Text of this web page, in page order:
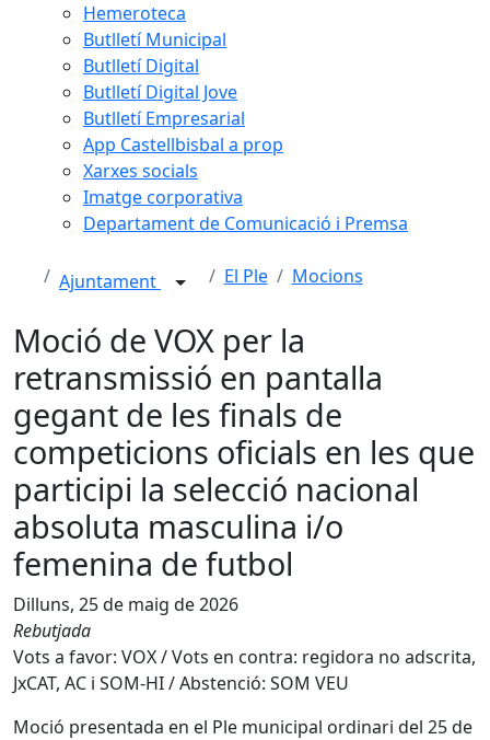
Hemeroteca
Butlletí Municipal
Butlletí Digital
Butlletí Digital Jove
Butlletí Empresarial
App Castellbisbal a prop
Xarxes socials
Imatge corporativa
Departament de Comunicació i Premsa
Ajuntament El Ple Mocions
Moció de VOX per la
retransmissió en pantalla
gegant de les finals de
competicions oficials en les que
participi la selecció nacional
absoluta masculina i/o
femenina de futbol
Dilluns, 25 de maig de 2026
Rebutjada
Vots a favor: VOX / Vots en contra: regidora no adscrita,
JxCAT, AC i SOM-HI / Abstenció: SOM VEU
Moció presentada en el Ple municipal ordinari del 25 de